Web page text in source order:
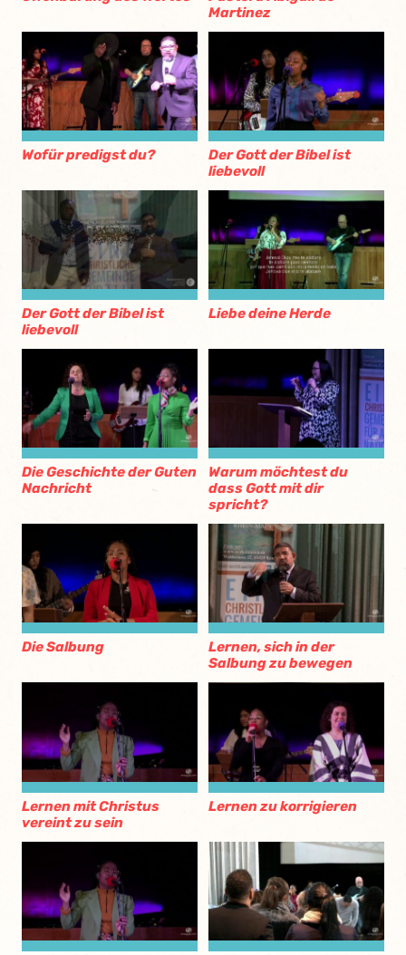
Martinez
Wofür predigst du?
Der Gott der Bibel ist
liebevoll
Der Gott der Bibel ist
liebevoll
Liebe deine Herde
Die Geschichte der Guten
Nachricht
Warum möchtest du
dass Gott mit dir
spricht?
Die Salbung
Lernen, sich in der
Salbung zu bewegen
Lernen mit Christus
vereint zu sein
Lernen zu korrigieren